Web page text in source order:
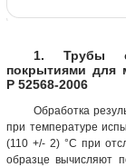
1. Трубы
покрытиями для
Р 52568-2006
Обработка
при температуре
(110 +/- 2) °C при
образце вычисляют